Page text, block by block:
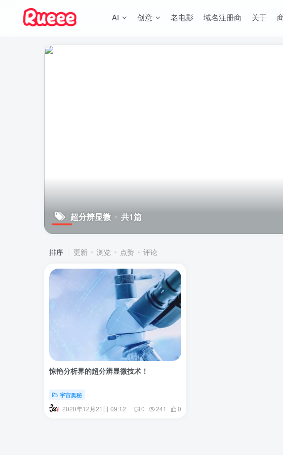
AI 创意 老电影 域名注册商 关于
超分辨显微 共1篇
排序 更新 浏览 点赞 评论
惊艳分析界的超分辨显微技术！
宇宙奥秘
2020年12月21日 09:12 0 241 0